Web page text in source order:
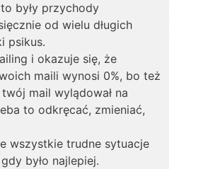
były przychody
od wielu długich
psikus.
i okazuje się, że
maili wynosi 0%, bo też
mail wylądował na
to odkręcać, zmieniać,
wszystkie trudne sytuacje
było najlepiej.